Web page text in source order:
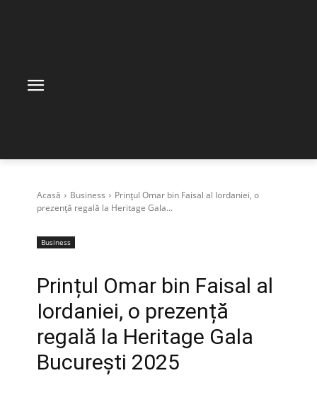
Acasă Business
Prințul Omar bin Faisal al Iordaniei, o
prezență regală la Heritage Gala...
Business
Prințul Omar bin Faisal al
Iordaniei, o prezență
regală la Heritage Gala
București 2025